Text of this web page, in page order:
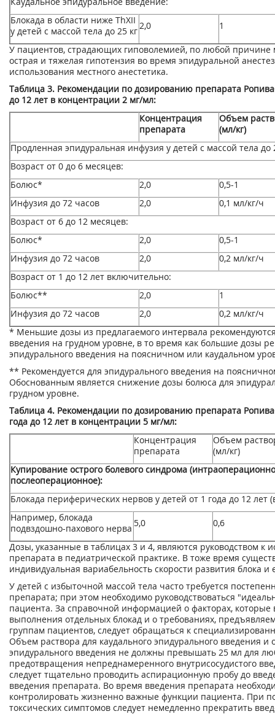
Блокада в области ниже ThXII
у детей с массой тела до 25 кг2,0 1
У пациентов, страдающих гиповолемией, по любой причине
острая и тяжелая гипотензия во время эпидуральной
использования местного анестетика.
Таблица 3. Рекомендации по дозированию препарата
до 12 лет в концентрации 2 мг/мл:
Концентрация
препарата
Объем
(мл/кг)
Продленная эпидуральная инфузия у детей с массой тела до
Возраст от 0 до 6 месяцев:
Болюс*
2,0
0,5-1
Инфузия до 72 часов
2,0
0,1 мл/кг/ч
Возраст от 6 до 12 месяцев:
Болюс*
2,0
0,5-1
Инфузия до 72 часов
2,0
0,2 мл/кг/ч
Возраст от 1 до 12 лет включительно:
Болюс**
2,0
1
Инфузия до 72 часов
2,0
0,2 мл/кг/ч
* Меньшие дозы из предлагаемого интервала
введения на грудном уровне, в то время как большие дозы
эпидурального введения на поясничном или каудальном
** Рекомендуется для эпидурального введения на
Обоснованным является снижение дозы болюса для
грудном уровне.
Таблица 4. Рекомендации по дозированию препарата
года до 12 лет в концентрации 5 мг/мл:
Концентрация
препарата
Объем
(мл/кг)
Купирование острого болевого синдрома
послеоперационное):
Блокада периферических нервов у детей от 1 года до 12 лет
Например, блокада
подвздошно-пахового нерва 5,0 0,6
Дозы, указанные в таблицах 3 и 4, являются руководством к
препарата в педиатрической практике. В тоже время
индивидуальная вариабельность скорости развития блока и
У детей с избыточной массой тела часто требуется
препарата; при этом необходимо руководствоваться
пациента. За справочной информацией о факторах,
выполнения отдельных блокад и о требованиях,
группам пациентов, следует обращаться к
Объем раствора для каудального эпидурального введения и
эпидурального введения не должны превышать 25 мл для
предотвращения непреднамеренного внутрисосудистого
следует тщательно проводить аспирационную пробу до
введения препарата. Во время введения препарата
контролировать жизненно важные функции пациента. При
токсических симптомов следует немедленно прекратить